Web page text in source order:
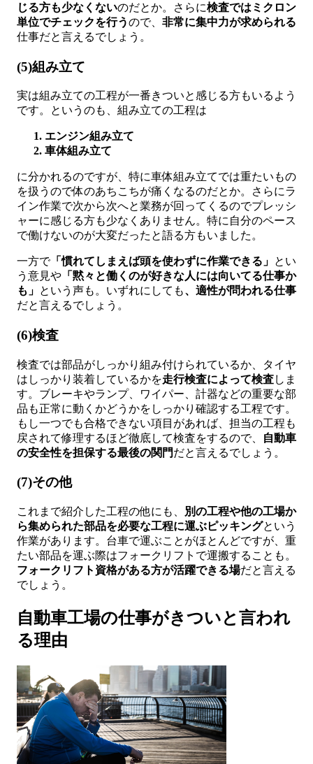
じる方も少なくないのだとか。さらに検査ではミクロン
単位でチェックを行うので、 非常に集中力が求められる
仕事だと言えるでしょう。
(5)組み立て
実は組み立ての工程が一番きついと感じる方もいるよう
です。というのも、組み立ての工程は
エンジン組み立て
車体組み立て
に分かれるのですが、特に車体組み立てでは重たいもの
を扱うので体のあちこちが痛くなるのだとか。さらにラ
イン作業で次から次へと業務が回ってくるのでプレッシ
ャーに感じる方も少なくありません。特に自分のペース
で働けないのが大変だったと語る方もいました。
一方で「慣れてしまえば頭を使わずに作業できる」 とい
う意見や 「黙々と働くのが好きな人には向いてる仕事か
も」 という声も。いずれにしても、適性が問われる仕事
だと言えるでしょう。
(6)検査
検査では部品がしっかり組み付けられているか、タイヤ
はしっかり装着しているかを走行検査によって検査しま
す。ブレーキやランプ、ワイパー、計器などの重要な部
品も正常に動くかどうかをしっかり確認する工程です。
もし一つでも合格できない項目があれば、担当の工程も
戻されて修理するほど徹底して検査をするので、
自動車
の安全性を担保する最後の関門だと言えるでしょう。
(7)その他
これまで紹介した工程の他にも、
別の工程や他の工場か
ら集められた部品を必要な工程に運ぶピッキングという
作業があります。台車で運ぶことがほとんどですが、重
たい部品を運ぶ際はフォークリフトで運搬することも。
フォークリフト資格がある方が活躍できる場だと言える
でしょう。
自動車工場の仕事がきついと言われ
る理由